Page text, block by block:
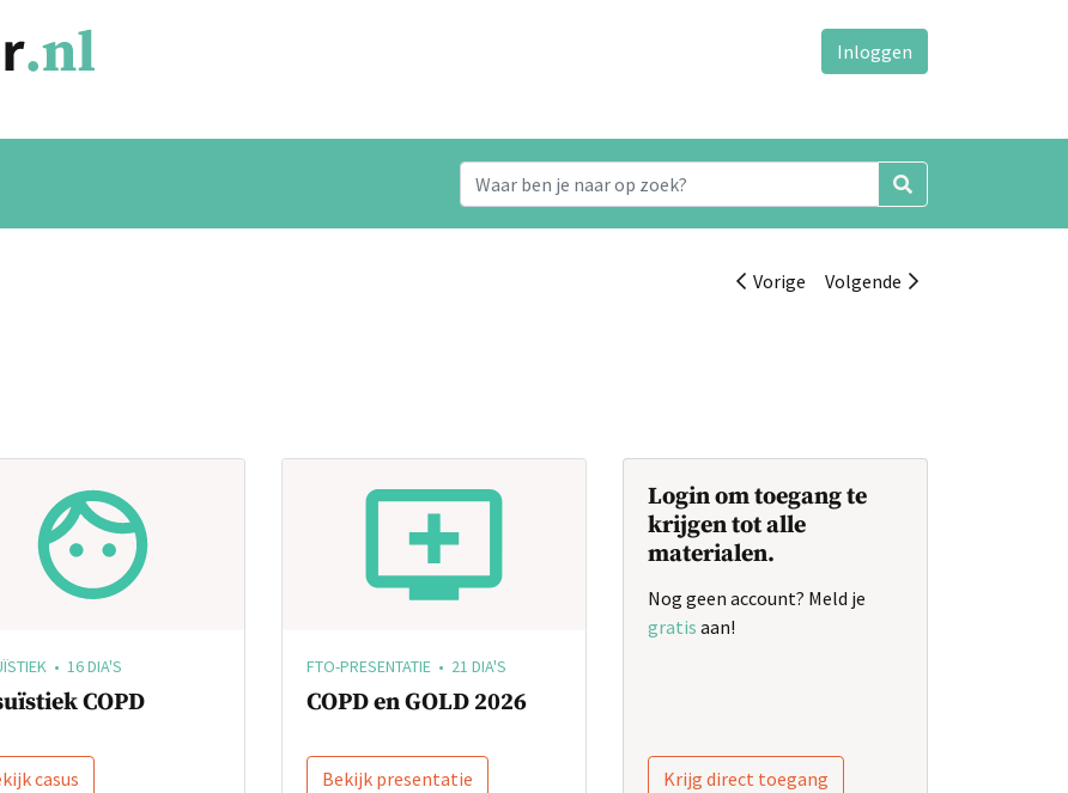
Inloggen
Vorige Volgende
• 16 DIA'S
COPD
casus
FTO-PRESENTATIE • 21 DIA'S
COPD en GOLD 2026
Bekijk presentatie
Login om toegang te
krijgen tot alle
materialen.
Nog geen account? Meld je
gratis aan!
Krijg direct toegang